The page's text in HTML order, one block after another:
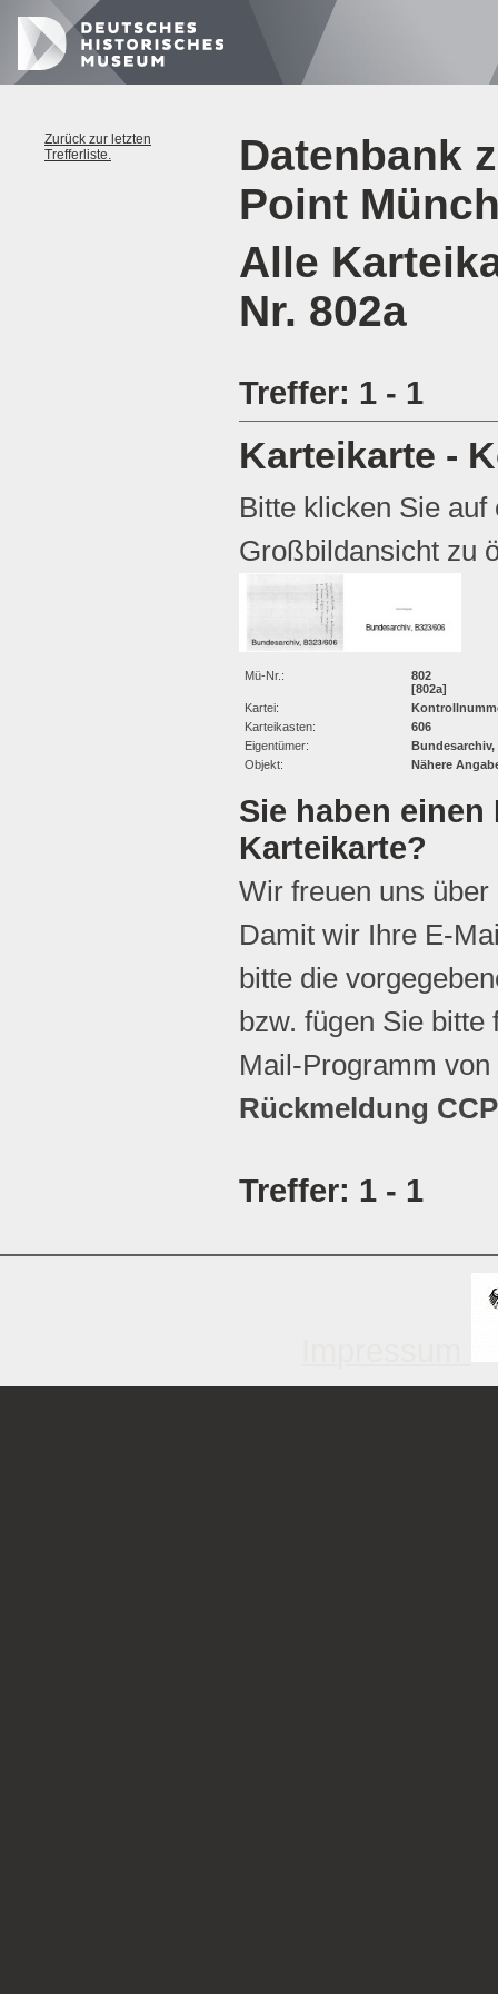
Zurück zur letzten
Trefferliste.
Datenbank
Point
Alle
Nr. 802a
Treffer: 1 - 1
Karteikarte -
Bitte klicken Sie
Großbildansicht zu
Mü-Nr.:
802
[802a]
Kartei:
Karteikasten:
606
Eigentümer:
Bundesarchiv,
Objekt:
Nähere
Sie haben
Karteikarte?
Wir freuen uns
Damit wir Ihre E-
bitte die
bzw. fügen Sie
Mail-Programm
Rückmeldung
Treffer: 1 - 1